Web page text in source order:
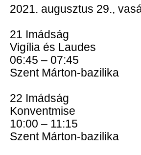
2021. augusztus 29.,
21 Imádság
Vigília és Laudes
06:45 – 07:45
Szent Márton-bazilika
22 Imádság
Konventmise
10:00 – 11:15
Szent Márton-bazilika